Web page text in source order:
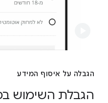
הגבלה על איסוף המידע
הגבלת השימוש